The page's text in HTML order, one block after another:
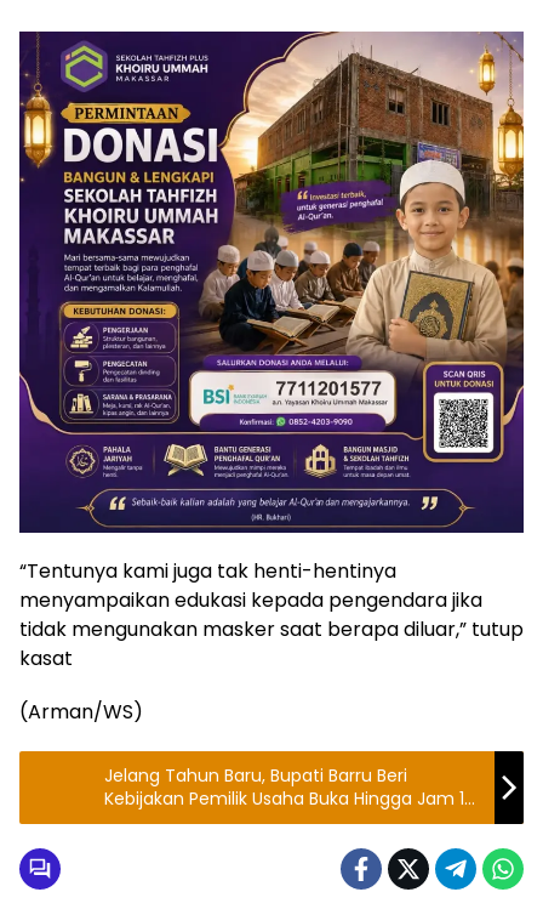
“Tentunya kami juga tak henti-hentinya
menyampaikan edukasi kepada pengendara jika
tidak mengunakan masker saat berapa diluar,” tutup
kasat
(Arman/WS)
Jelang Tahun Baru, Bupati Barru Beri
Kebijakan Pemilik Usaha Buka Hingga Jam 10
Malam